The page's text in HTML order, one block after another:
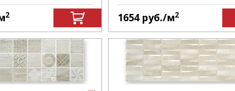
2 1654 руб./м2